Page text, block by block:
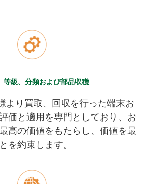
等級、分類および部品収穫
より買取、回収を行った端末お
価と適用を専門としており、お
高の価値をもたらし、価値を最
を約束します。